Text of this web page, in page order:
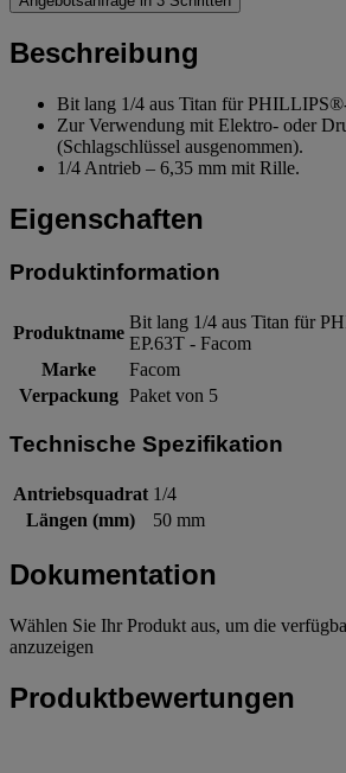
Beschreibung
Bit lang 1/4 aus Titan für
Zur Verwendung mit Elektro- oder
(Schlagschlüssel ausgenommen).
1/4 Antrieb – 6,35 mm mit Rille.
Eigenschaften
Produktinformation
Produktname
Bit lang 1/4 aus Titan für
EP.63T - Facom
Marke
Facom
Verpackung Paket von 5
Technische Spezifikation
Antriebsquadrat 1/4
Längen (mm)
50 mm
Dokumentation
Wählen Sie Ihr Produkt aus, um die
anzuzeigen
Produktbewertungen